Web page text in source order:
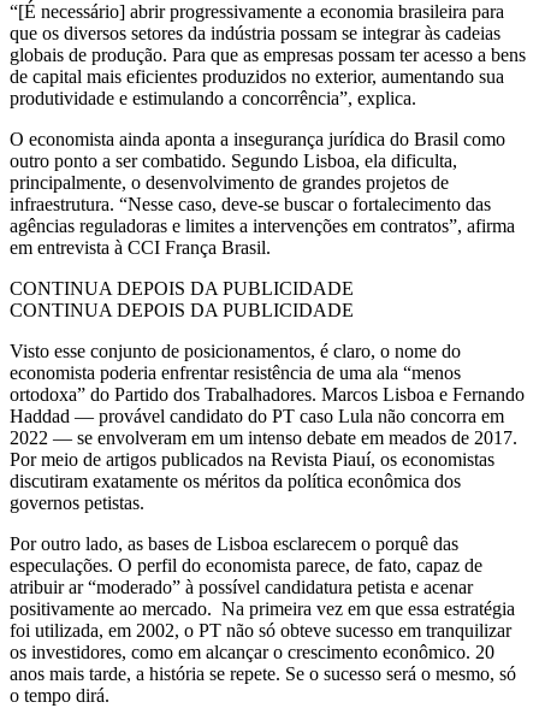
“[É necessário] abrir progressivamente a economia brasileira para
que os diversos setores da indústria possam se integrar às cadeias
globais de produção. Para que as empresas possam ter acesso a bens
de capital mais eficientes produzidos no exterior, aumentando sua
produtividade e estimulando a concorrência”, explica.
O economista ainda aponta a insegurança jurídica do Brasil como
outro ponto a ser combatido. Segundo Lisboa, ela dificulta,
principalmente, o desenvolvimento de grandes projetos de
infraestrutura. “Nesse caso, deve-se buscar o fortalecimento das
agências reguladoras e limites a intervenções em contratos”, afirma
em entrevista à CCI França Brasil.
CONTINUA DEPOIS DA PUBLICIDADE
CONTINUA DEPOIS DA PUBLICIDADE
Visto esse conjunto de posicionamentos, é claro, o nome do
economista poderia enfrentar resistência de uma ala “menos
ortodoxa” do Partido dos Trabalhadores. Marcos Lisboa e Fernando
Haddad — provável candidato do PT caso Lula não concorra em
2022 — se envolveram em um intenso debate em meados de 2017.
Por meio de artigos publicados na Revista Piauí, os economistas
discutiram exatamente os méritos da política econômica dos
governos petistas.
Por outro lado, as bases de Lisboa esclarecem o porquê das
especulações. O perfil do economista parece, de fato, capaz de
atribuir ar “moderado” à possível candidatura petista e acenar
positivamente ao mercado. Na primeira vez em que essa estratégia
foi utilizada, em 2002, o PT não só obteve sucesso em tranquilizar
os investidores, como em alcançar o crescimento econômico. 20
anos mais tarde, a história se repete. Se o sucesso será o mesmo, só
o tempo dirá.